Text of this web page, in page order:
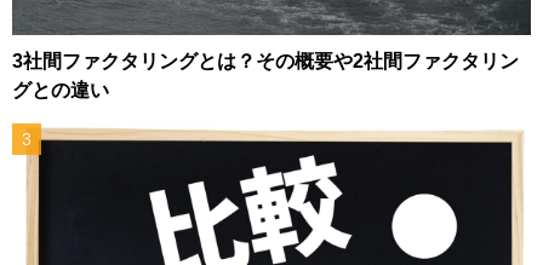
3社間ファクタリングとは？その概要や2社間ファクタリン
グとの違い